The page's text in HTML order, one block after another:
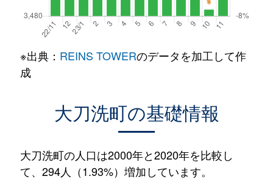
※出典： REINS TOWERのデータを加工して作
成
大刀洗町の基礎情報
大刀洗町の人口は2000年と2020年を比較し
て、294人（1.93%）増加しています。